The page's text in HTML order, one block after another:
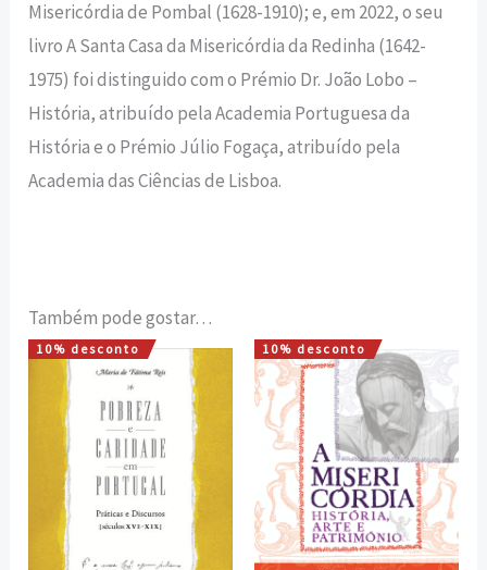
Misericórdia de Pombal (1628-1910); e, em 2022, o seu
livro A Santa Casa da Misericórdia da Redinha (1642-
1975) foi distinguido com o Prémio Dr. João Lobo –
História, atribuído pela Academia Portuguesa da
História e o Prémio Júlio Fogaça, atribuído pela
Academia das Ciências de Lisboa.
Também pode gostar…
10% desconto
O
preço
original
era:
16,00 €.
O
preço
atual
é:
14,40 €.
10% desconto
O
preço
original
16,00 €.
O
preço
atual
é:
14,40 €.